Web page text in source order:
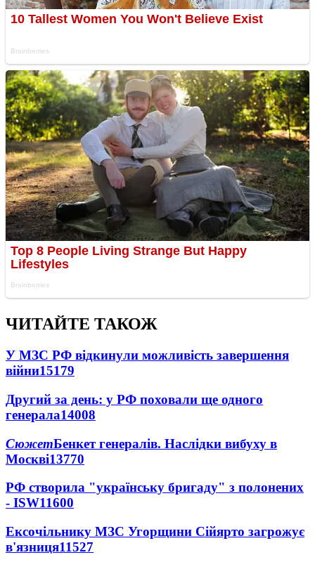
ЧИТАЙТЕ ТАКОЖ
У МЗС РФ відкинули можливість завершення
війни15179
Другий за день: у РФ поховали ще одного
генерала14008
СюжетБенкет генералів. Наслідки вибуху в
Москві13770
РФ створила "українську бригаду" з полонених
- ISW11600
Ексочільнику МЗС Угорщини Сійярто загрожує
в'язниця11527